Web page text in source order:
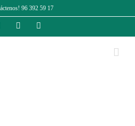
96 392 59 17
FacebookInstagram